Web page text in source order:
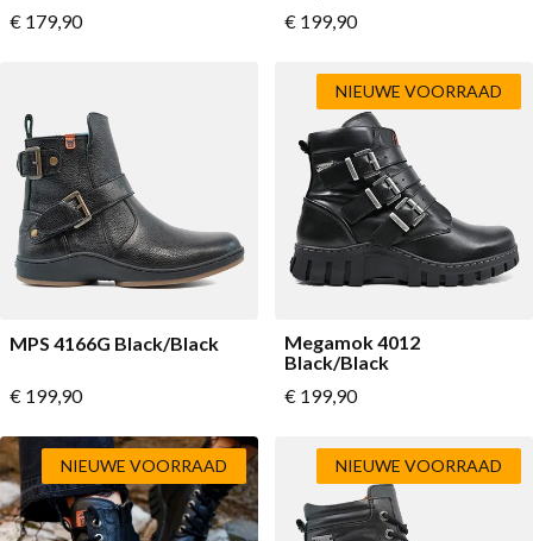
Chelseaboots
Hakken
Laarzen
MAG Iconen
Vanaf
€ 179,90
Vanaf
€ 199,90
MPS 4166G Black/Black
Vanaf
€ 199,90
Megamok 4012
Black/Black
Vanaf
€ 199,90
NIEUWE VOORRAAD
NIEUWE VOORRAAD NIEUWE VOORRAAD